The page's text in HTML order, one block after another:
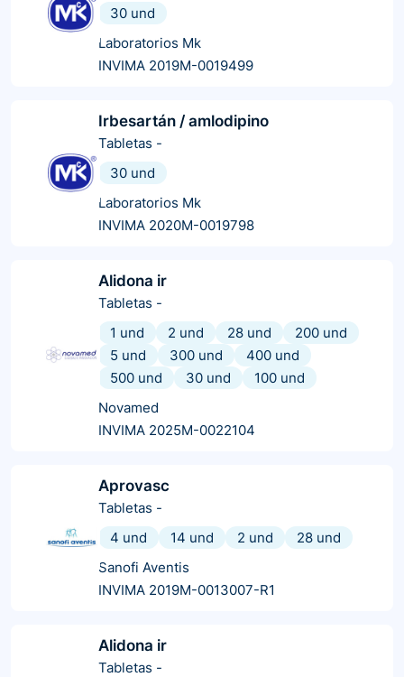
30 und
Laboratorios Mk
INVIMA 2019M-0019499
Irbesartán / amlodipino
Tabletas -
30 und
Laboratorios Mk
INVIMA 2020M-0019798
Alidona ir
Tabletas -
1 und
2 und 28 und
200 und
5 und
300 und
400 und
500 und
30 und
100 und
Novamed
INVIMA 2025M-0022104
Aprovasc
Tabletas -
4 und
14 und 2 und
28 und
Sanofi Aventis
INVIMA 2019M-0013007-R1
Alidona ir
Tabletas -